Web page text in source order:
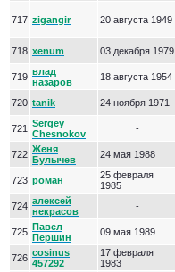
717 zigangir 20 августа 1949
718 xenum 03 декабря 1979
719 влад
назаров
18 августа 1954
720 tanik 24 ноября 1971
721 Sergey
Chesnokov
-
722 Женя
Булычев
24 мая 1988
723 роман
25 февраля
1985
724 алексей
некрасов
-
725 Павел
Першин
09 мая 1989
726 cosinus
457292
17 февраля
1983